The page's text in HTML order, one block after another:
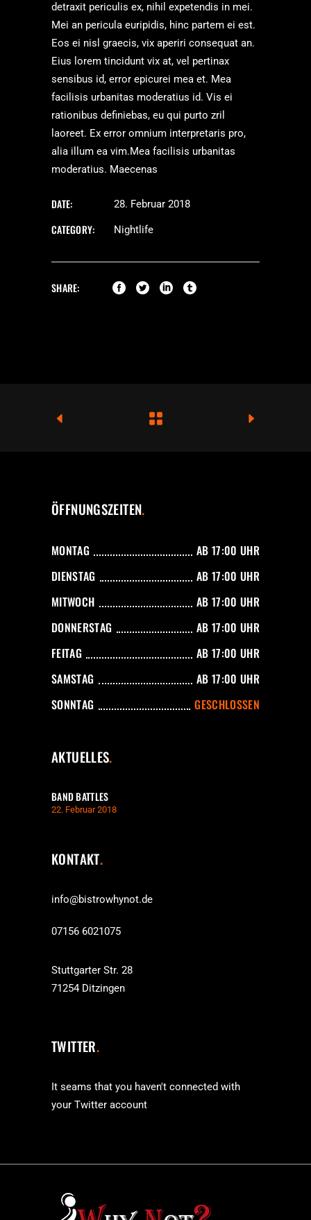
detraxit periculis ex, nihil expetendis in mei.
Mei an pericula euripidis, hinc partem ei est.
Eos ei nisl graecis, vix aperiri consequat an.
Eius lorem tincidunt vix at, vel pertinax
sensibus id, error epicurei mea et. Mea
facilisis urbanitas moderatius id. Vis ei
rationibus definiebas, eu qui purto zril
laoreet. Ex error omnium interpretaris pro,
alia illum ea vim.Mea facilisis urbanitas
moderatius. Maecenas
DATE: 28. Februar 2018
CATEGORY: Nightlife
SHARE:
ÖFFNUNGSZEITEN
MONTAG
AB 17:00 UHR
DIENSTAG
AB 17:00 UHR
MITWOCH
AB 17:00 UHR
DONNERSTAG
AB 17:00 UHR
FEITAG
AB 17:00 UHR
SAMSTAG
AB 17:00 UHR
SONNTAG
GESCHLOSSEN
AKTUELLES
BAND BATTLES
22. Februar 2018
KONTAKT
info@bistrowhynot.de
07156 6021075
Stuttgarter Str. 28
71254 Ditzingen
TWITTER
It seams that you haven't connected with
your Twitter account